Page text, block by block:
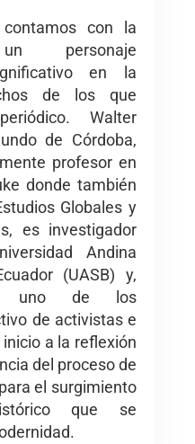
con la
personaje
en la
de los que
Walter
de Córdoba,
profesor en
donde también
Globales y
es investigador
Andina
(UASB) y,
uno de los
de activistas e
a la reflexión
del proceso de
el surgimiento
que se